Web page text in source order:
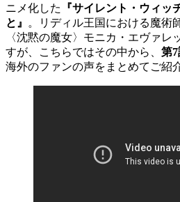
ニメ化した
『サイレント・ウィッ
と』
。リディル王国における魔術
〈沈黙の魔女〉モニカ・エヴァレ
すが、こちらではその中から、 第7
海外のファンの声をまとめてご紹